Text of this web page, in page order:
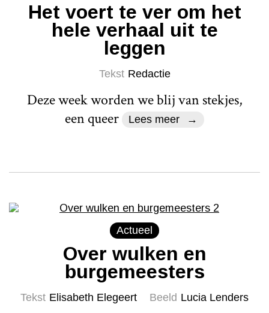
Het voert te ver om het
hele verhaal uit te
leggen
Tekst Redactie
Deze week worden we blij van stekjes,
een queer
Lees meer
Actueel
Over wulken en
burgemeesters
Tekst Elisabeth Elegeert Beeld Lucia Lenders